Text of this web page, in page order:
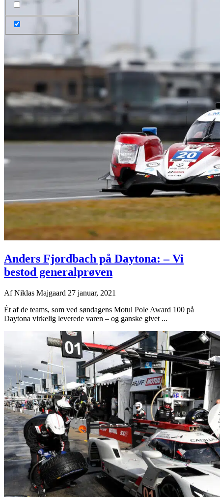
Anders Fjordbach på Daytona: – Vi
bestod generalprøven
AfNiklas Majgaard 27 januar, 2021
Ét af de teams, som ved søndagens Motul Pole Award 100 på
Daytona virkelig leverede varen – og ganske givet ...